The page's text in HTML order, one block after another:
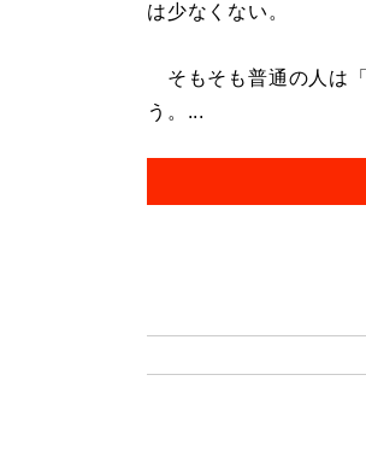
は少なくない。
そもそも普通の人は
う。...